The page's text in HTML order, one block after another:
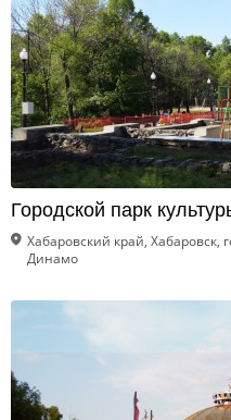
Городской парк
Хабаровский край, Хабаровск,
Динамо